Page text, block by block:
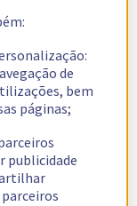
de
bem
páginas;
publicidade